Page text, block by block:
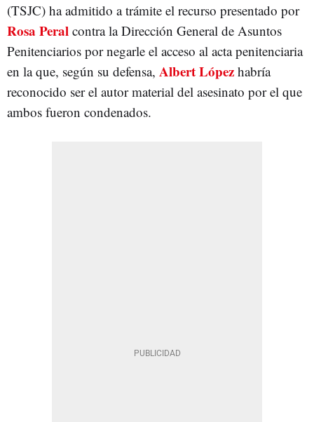
(TSJC) ha admitido a trámite el recurso presentado por
Rosa Peral contra la Dirección General de Asuntos
Penitenciarios por negarle el acceso al acta penitenciaria
en la que, según su defensa, Albert López habría
reconocido ser el autor material del asesinato por el que
ambos fueron condenados.